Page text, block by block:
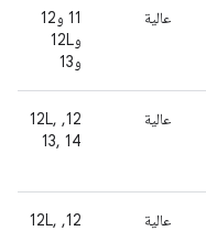
عالية
11 و12
و12L
و13
عالية
‫12, 12L,
13, 14
عالية
‫12, 12L,